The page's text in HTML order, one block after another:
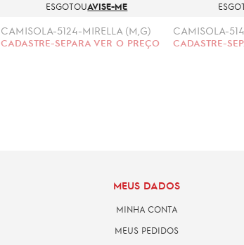
ESGOTOUAVISE-ME
CAMISOLA-5124-MIRELLA (M,G)
CADASTRE-SEPARA VER O PREÇO
CAMISOLA-
CADASTRE-SE
MEUS DADOS
MINHA CONTA
MEUS PEDIDOS